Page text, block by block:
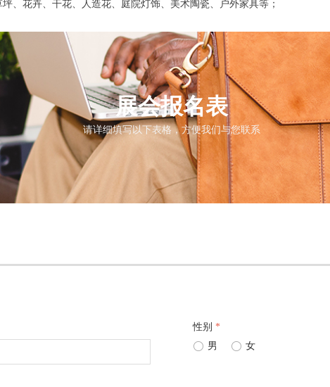
、花卉、干花、人造花、庭院灯饰、美术陶瓷、户外家具等；
展会报名表
请详细填写以下表格，方便我们与您联系
性别 *
ꀐ 男 ꀐ 女